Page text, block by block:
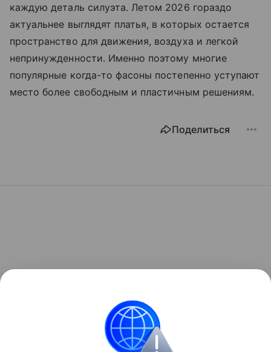
каждую деталь силуэта. Летом 2026 гораздо
актуальнее выглядят платья, в которых остается
пространство для движения, воздуха и легкой
непринужденности. Именно поэтому многие
популярные когда-то фасоны постепенно уступают
место более свободным и пластичным решениям.
Поделиться